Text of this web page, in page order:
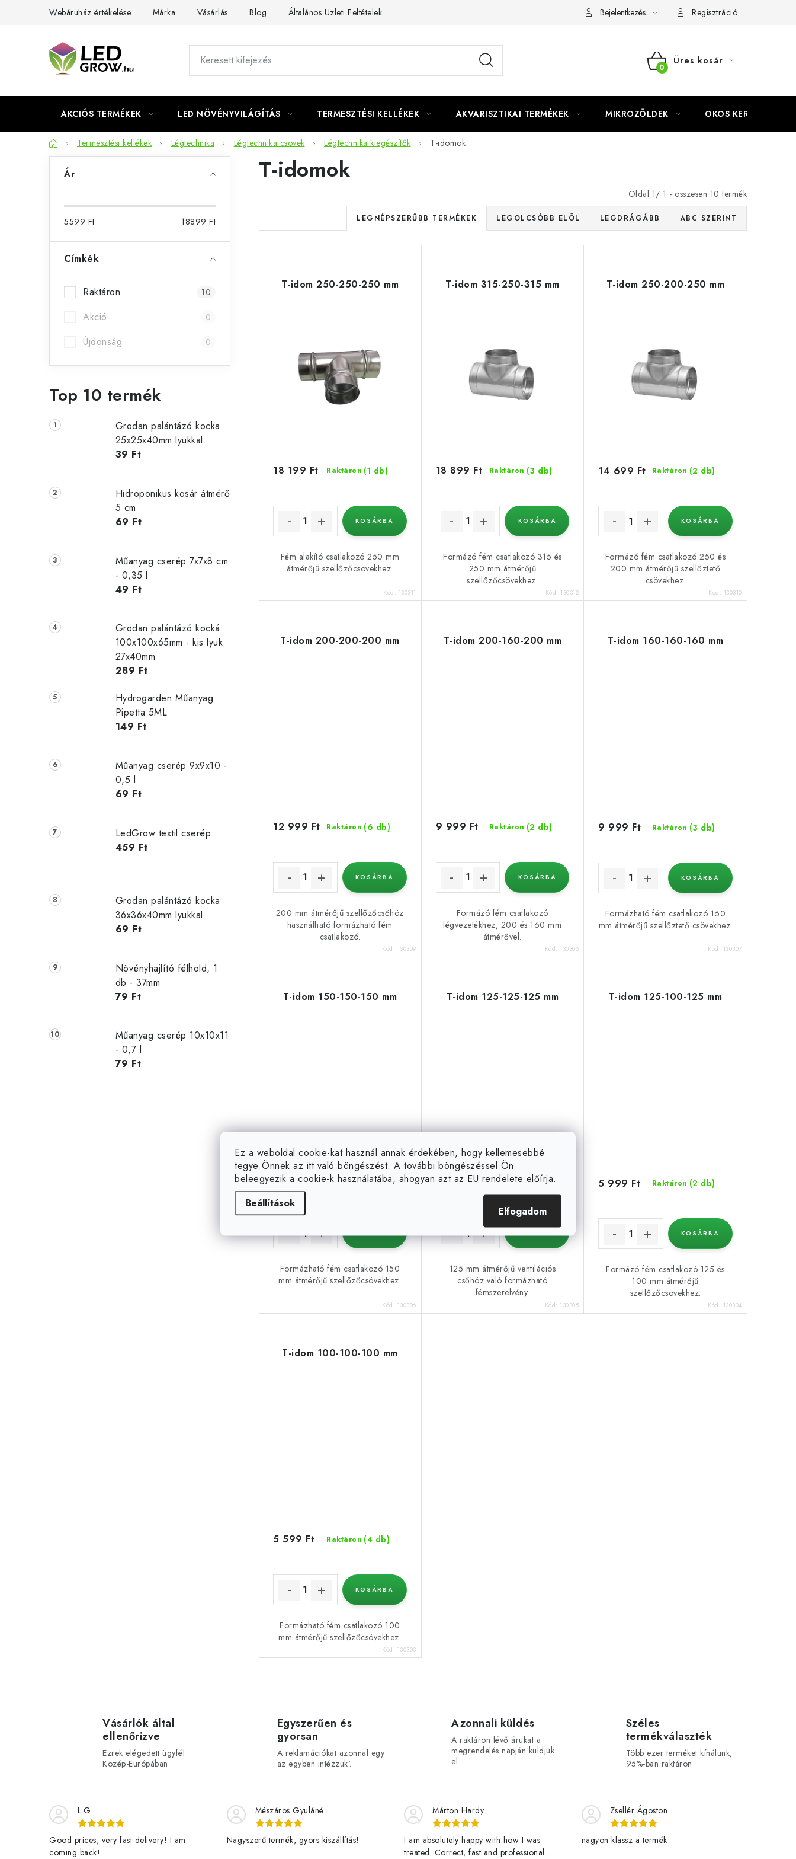
Ez a weboldal cookie-kat használ annak érdekében, hogy kellemesebbé
tegye Önnek az itt való böngészést. A további böngészéssel Ön
beleegyezik a cookie-k használatába, ahogyan azt az EU rendelete előírja.
Beállítások
Elfogadom
Webáruház értékelése Márka Vásárlás Blog Általános Üzleti Feltételek Bejelentkezés Regisztráció
KOSÁR
Üres kosár
AKCIÓS TERMÉKEK LED NÖVÉNYVILÁGÍTÁS TERMESZTÉSI KELLÉKEK AKVARISZTIKAI TERMÉKEK MIKROZÖLDEK OKOS KERT
KezdőlapTermesztési kellékek Légtechnika Légtechnika csövek Légtechnika kiegészítők T-idomok
a
n
e
l
Ár
5599 Ft 18899 Ft
Címkék
Raktáron 10
Akció 0
Újdonság 0
Top 10 termék
Grodan palántázó kocka
25x25x40mm lyukkal
39 Ft
Hidroponikus kosár átmérő
5 cm
69 Ft
Műanyag cserép 7x7x8 cm
- 0,35 l
49 Ft
Grodan palántázó kocká
100x100x65mm - kis lyuk
27x40mm
289 Ft
Hydrogarden Műanyag
Pipetta 5ML
149 Ft
Műanyag cserép 9x9x10 -
0,5 l
69 Ft
LedGrow textil cserép
459 Ft
Grodan palántázó kocka
36x36x40mm lyukkal
69 Ft
Növényhajlító félhold, 1
db - 37mm
79 Ft
Műanyag cserép 10x10x11
- 0,7 l
79 Ft
T-idomok
Oldal 1/ 1 - összesen 10 termék
T
e
m
e
k
r
d
z
é
s
e
LEGNÉPSZERŰBB TERMÉKEK LEGOLCSÓBB ELÖL LEGDRÁGÁBB ABC SZERINT
T-idom 250-250-250 mm
Raktáron (1 db)
18 199 Ft
KOSÁRBA
Fém alakító csatlakozó 250 mm
átmérőjű szellőzőcsövekhez.
Kód: 130311
T-idom 315-250-315 mm
Raktáron (3 db)
18 899 Ft
KOSÁRBA
Formázó fém csatlakozó 315 és
250 mm átmérőjű
szellőzőcsövekhez.
Kód: 130312
T-idom 250-200-250 mm
Raktáron (2 db)
14 699 Ft
KOSÁRBA
Formázó fém csatlakozó 250 és
200 mm átmérőjű szellőztető
csövekhez.
Kód: 130310
T-idom 200-200-200 mm
Raktáron (6 db)
12 999 Ft
KOSÁRBA
200 mm átmérőjű szellőzőcsőhöz
használható formázható fém
csatlakozó.
Kód: 130309
T-idom 200-160-200 mm
Raktáron (2 db)
9 999 Ft
KOSÁRBA
Formázó fém csatlakozó
légvezetékhez, 200 és 160 mm
átmérővel.
Kód: 130308
T-idom 160-160-160 mm
Raktáron (3 db)
9 999 Ft
KOSÁRBA
Formázható fém csatlakozó 160
mm átmérőjű szellőztető csövekhez.
Kód: 130307
T-idom 150-150-150 mm
Raktáron(3 db)
9 999 Ft
Formázható fém csatlakozó 150
mm átmérőjű szellőzőcsövekhez.
Kód: 130306
T-idom 125-125-125 mm
Raktáron (2 db)
6 399 Ft
125 mm átmérőjű ventilációs
csőhöz való formázható
fémszerelvény.
Kód: 130305
T-idom 125-100-125 mm
Raktáron (2 db)
5 999 Ft
KOSÁRBA
Formázó fém csatlakozó 125 és
100 mm átmérőjű
szellőzőcsövekhez.
Kód: 130304
T-idom 100-100-100 mm
Raktáron (4 db)
5 599 Ft
KOSÁRBA
Formázható fém csatlakozó 100
mm átmérőjű szellőzőcsövekhez.
Kód: 130303
i
r
á
Vásárlók által
ellenőrizve
Ezrek elégedett ügyfél
Közép-Európában
Egyszerűen és
gyorsan
A reklamációkat azonnal egy
az egyben intézzük'.
Azonnali küldés
A raktáron lévő árukat a
megrendelés napján küldjük
el
Széles
termékválaszték
Több ezer terméket kínálunk,
95%-ban raktáron
L.G.
Good prices, very fast delivery! I am
coming back!
Mészáros Gyuláné
Nagyszerű termék, gyors kiszállítás!
Márton Hardy
I am absolutely happy with how I was
treated. Correct, fast and professional
Zsellér Ágoston
nagyon klassz a termék